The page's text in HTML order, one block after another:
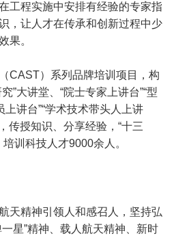
工程实施中安排有经验的专家指
，让人才在传承和创新过程中少
果。
CAST）系列品牌培训项目，构
”大讲堂、“院士专家上讲台”“型
上讲台”“学术技术带头人上讲
传授知识、分享经验，“十三
训科技人才9000余人。
天精神引领人和感召人，坚持弘
星”精神、载人航天精神、新时